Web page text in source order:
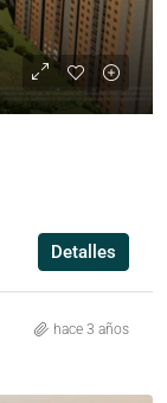
Detalles
hace 3 años